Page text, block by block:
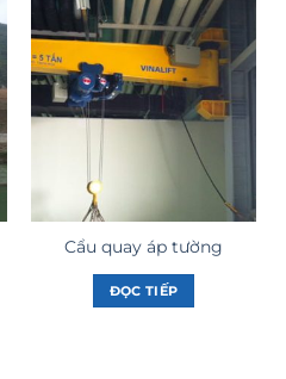
Cẩu quay áp tường
ĐỌC TIẾP